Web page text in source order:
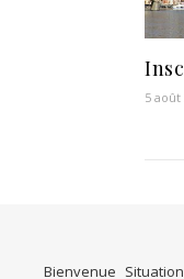
5 août
Bienvenue Situation